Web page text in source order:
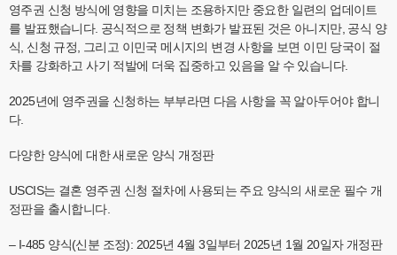
영주권 신청 방식에 영향을 미치는 조용하지만 중요한 일련의 업데이트
를 발표했습니다. 공식적으로 정책 변화가 발표된 것은 아니지만, 공식 양
식, 신청 규정, 그리고 이민국 메시지의 변경 사항을 보면 이민 당국이 절
차를 강화하고 사기 적발에 더욱 집중하고 있음을 알 수 있습니다.
2025년에 영주권을 신청하는 부부라면 다음 사항을 꼭 알아두어야 합니
다.
다양한 양식에 대한 새로운 양식 개정판
USCIS는 결혼 영주권 신청 절차에 사용되는 주요 양식의 새로운 필수 개
정판을 출시합니다.
– I-485 양식(신분 조정): 2025년 4월 3일부터 2025년 1월 20일자 개정판